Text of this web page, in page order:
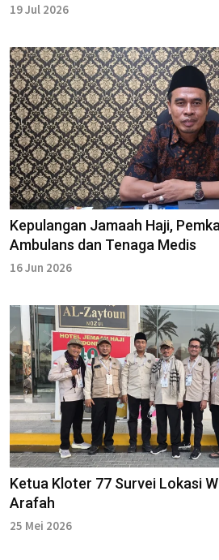
19 Jul 2026
Kepulangan Jamaah Haji,
Ambulans dan Tenaga Medis
16 Jun 2026
Ketua Kloter 77 Survei Lokasi
Arafah
25 Mei 2026